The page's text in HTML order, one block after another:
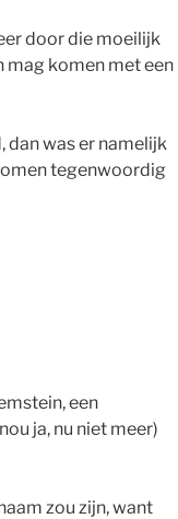
door die moeilijk
mag komen met een
dan was er namelijk
tegenwoordig
een
ja, nu niet meer)
zou zijn, want